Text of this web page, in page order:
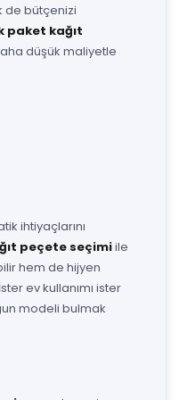
de bütçenizi
paket kağıt
düşük maliyetle
ihtiyaçlarını
peçete seçimiile
hem de hijyen
ev kullanımı ister
modeli bulmak